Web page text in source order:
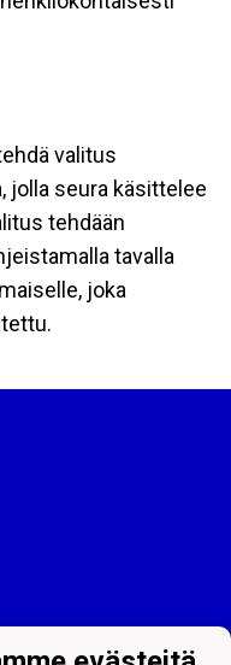
valitus
jolla seura käsittelee
tehdään
tavalla
joka